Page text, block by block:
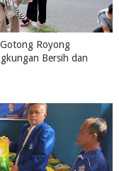
Royong
Bersih dan